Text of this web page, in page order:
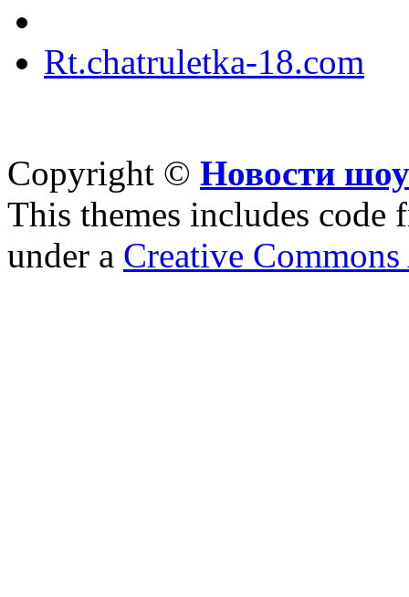
Rt.chatruletka-18.com
Copyright © Новости
This themes includes code
under a Creative